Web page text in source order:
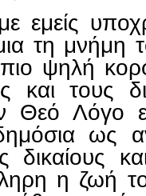
εμείς
τη μνήμη
ψηλή
και τους
Θεό Λόγο
ως
δικαίους
η ζωή